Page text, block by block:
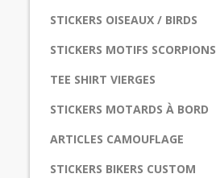
STICKERS OISEAUX / BIRDS
STICKERS MOTIFS SCORPIONS
TEE SHIRT VIERGES
STICKERS MOTARDS À BORD
ARTICLES CAMOUFLAGE
STICKERS BIKERS CUSTOM